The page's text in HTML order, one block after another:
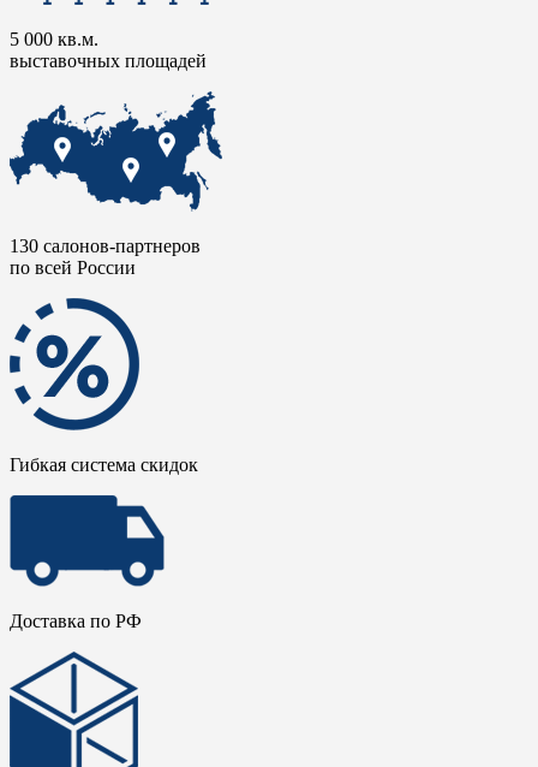
5 000 кв.м.
выставочных площадей
130 салонов-партнеров
по всей России
Гибкая система скидок
Доставка по РФ